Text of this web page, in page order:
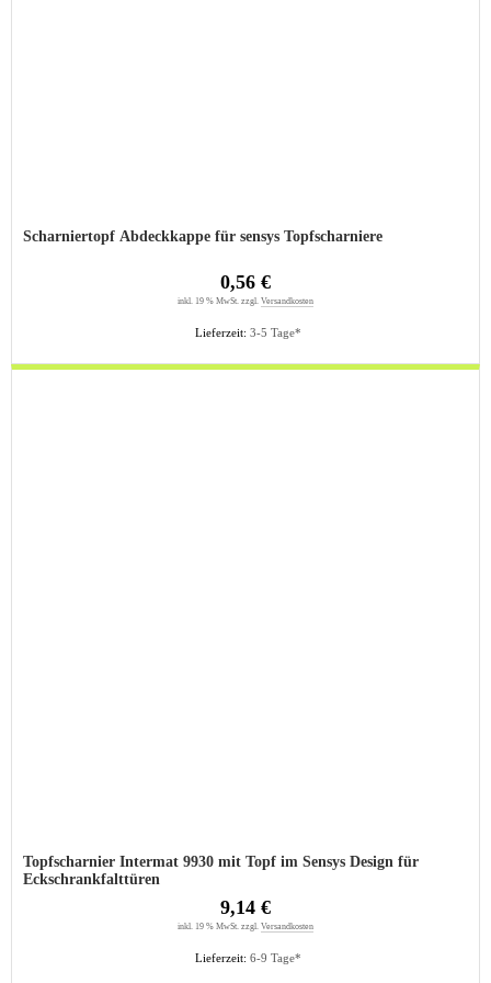
Scharniertopf Abdeckkappe für sensys Topfscharniere
Lieferzeit: 3-5 Tage*
0,56 €
inkl. 19 % MwSt. zzgl. Versandkosten
Topfscharnier Intermat 9930 mit Topf im Sensys Design für
Eckschrankfalttüren
Lieferzeit: 6-9 Tage*
9,14 €
inkl. 19 % MwSt. zzgl. Versandkosten